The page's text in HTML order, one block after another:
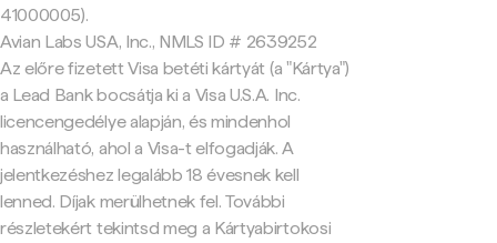
41000005).
Avian Labs USA, Inc., NMLS ID # 2639252
Az előre fizetett Visa betéti kártyát (a "Kártya")
a Lead Bank bocsátja ki a Visa U.S.A. Inc.
licencengedélye alapján, és mindenhol
használható, ahol a Visa-t elfogadják. A
jelentkezéshez legalább 18 évesnek kell
lenned. Díjak merülhetnek fel. További
részletekért tekintsd meg a Kártyabirtokosi